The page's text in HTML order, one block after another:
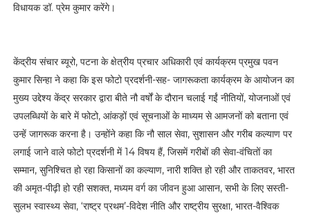
विधायक डॉ. प्रेम कुमार करेंगे।
केंद्रीय संचार ब्यूरो, पटना के क्षेत्रीय प्रचार अधिकारी एवं कार्यक्रम प्रमुख पवन
कुमार सिन्हा ने कहा कि इस फोटो प्रदर्शनी-सह- जागरूकता कार्यक्रम के आयोजन का
मुख्य उद्देश्य केंद्र सरकार द्वारा बीते नौ वर्षों के दौरान चलाई गईं नीतियों, योजनाओं एवं
उपलब्धियों के बारे में फोटो, आंकड़ों एवं सूचनाओं के माध्यम से आमजनों को बताना एवं
उन्हें जागरूक करना है। उन्होंने कहा कि नौ साल सेवा, सुशासन और गरीब कल्याण पर
लगाई जाने वाले फोटो प्रदर्शनी में 14 विषय हैं, जिसमें गरीबों की सेवा-वंचितों का
सम्मान, सुनिश्चित हो रहा किसानों का कल्याण, नारी शक्ति हो रही और ताकतवर, भारत
की अमृत-पीढ़ी हो रही सशक्त, मध्यम वर्ग का जीवन हुआ आसान, सभी के लिए सस्ती-
सुलभ स्वास्थ्य सेवा, ‘राष्ट्र प्रथम’-विदेश नीति और राष्ट्रीय सुरक्षा, भारत-वैश्विक